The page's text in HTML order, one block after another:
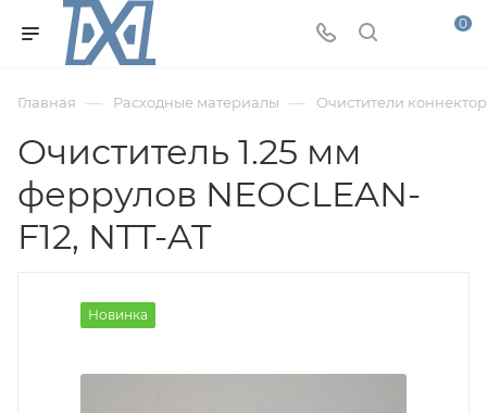
0
Главная — Расходные материалы — Очистители
Очиститель 1.25 мм
феррулов NEOCLEAN-
F12, NTT-AT
Новинка